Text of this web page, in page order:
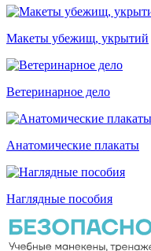
Макеты убежищ, укрытий
Ветеринарное дело
Анатомические плакаты
Наглядные пособия